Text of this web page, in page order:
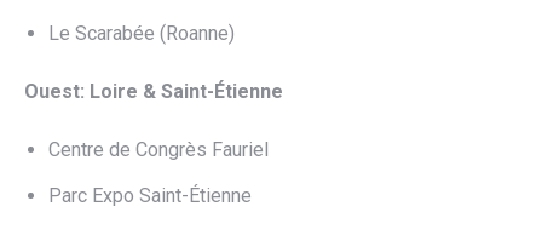
Le Scarabée (Roanne)
Ouest: Loire & Saint-Étienne
Centre de Congrès Fauriel
Parc Expo Saint-Étienne